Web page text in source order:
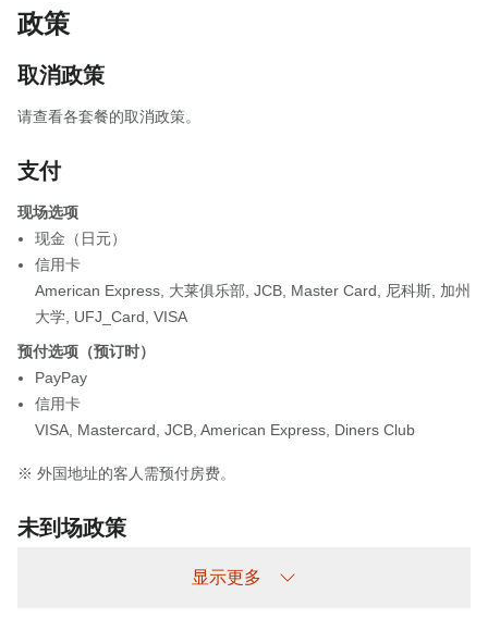
政策
取消政策
请查看各套餐的取消政策。
支付
现场选项
现金（日元）
信用卡
American Express 大莱俱乐部 JCB Master Card 尼科斯 加州
大学 UFJ_Card VISA
预付选项（预订时）
PayPay
信用卡
VISA Mastercard JCB American Express Diners Club
※ 外国地址的客人需预付房费。
未到场政策
显示更多